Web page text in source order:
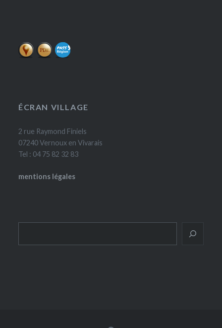
ÉCRAN VILLAGE
2 rue Raymond Finiels
07240 Vernoux en Vivarais
Tel : 04 75 82 32 83
mentions légales